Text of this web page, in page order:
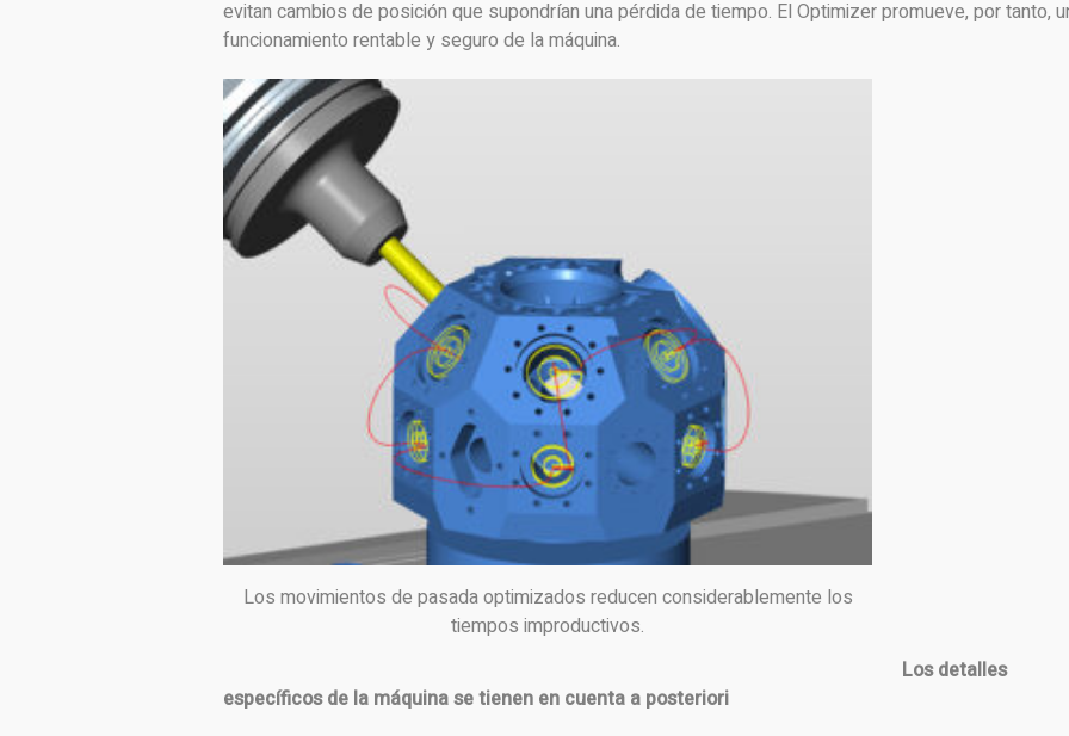
evitan cambios de posición que supondrían una pérdida de tiempo. El Optimizer promueve, por tanto,
funcionamiento rentable y seguro de la máquina.
Los movimientos de pasada optimizados reducen considerablemente los
tiempos improductivos.
Los detalles
específicos de la máquina se tienen en cuenta a posteriori